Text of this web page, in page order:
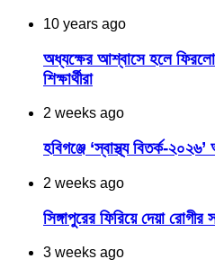
10 years ago
অধ্যক্ষের আশ্বাসে হলে
শিক্ষার্থীরা
2 weeks ago
হবিগঞ্জে ‘স্বাস্থ্য বিতর্ক-২০২৬’
2 weeks ago
সিঙ্গাপুরের ফিরিয়ে দেয়া
3 weeks ago